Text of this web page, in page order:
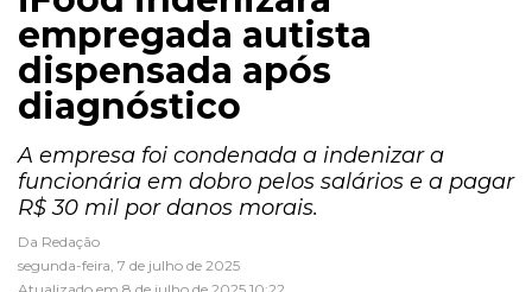
empregada autista
dispensada após
diagnóstico
A empresa foi condenada a indenizar a
funcionária em dobro pelos salários e a pagar
R$ 30 mil por danos morais.
Da Redação
segunda-feira, 7 de julho de 2025